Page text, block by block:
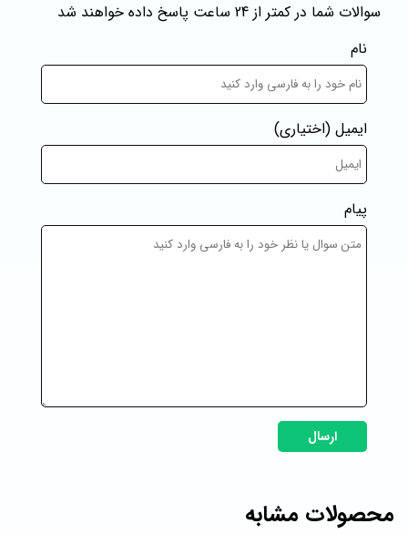
سوالات شما در کمتر از 24 ساعت پاسخ داده خواهند شد
نام
ایمیل (اختیاری)
پیام
ارسال
محصولات مشابه